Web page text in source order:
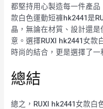
都堅持用心製造每一件產
款白色運動短褲hk2441是
晶，無論在材質、設計還
意。選擇RUXI hk2441女款
時尚的結合，更是選擇了
總結
總之，RUXI hk2441女款白